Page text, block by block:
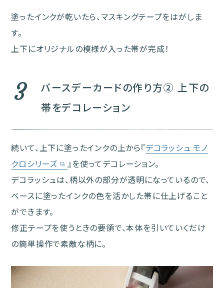
塗ったインクが乾いたら、マスキングテープをはがしま
す。
上下にオリジナルの模様が入った帯が完成！
3
バースデーカードの作り方② 上下の
帯をデコレーション
続いて、上下に塗ったインクの上から『デコラッシュ モノ
クロシリーズ
』を使ってデコレーション。
デコラッシュは、柄以外の部分が透明になっているので、
ベースに塗ったインクの色を活かした帯に仕上げること
ができます。
修正テープを使うときの要領で、本体を引いていくだけ
の簡単操作で素敵な柄に。